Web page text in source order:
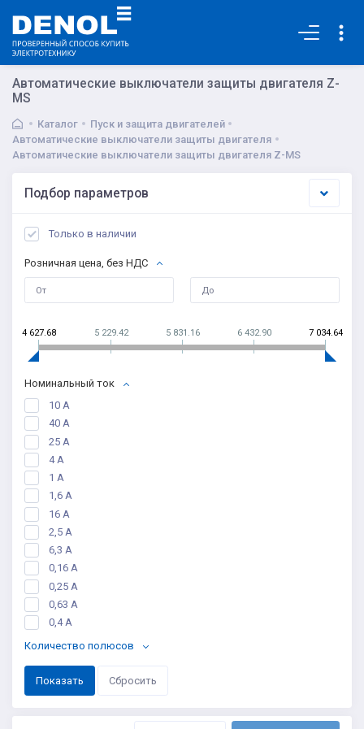
Автоматические выключатели защиты двигателя Z-
MS
Каталог
Пуск и защита двигателей
Автоматические выключатели защиты двигателя
Автоматические выключатели защиты двигателя Z-MS
Подбор параметров
Только в наличии
Розничная цена, без НДС
4 627.68 5 229.42 5 831.16 6 432.90 7 034.64
Номинальный ток
10 A
40 А
25 А
4 А
1 А
1,6 А
16 А
2,5 А
6,3 А
0,16 А
0,25 А
0,63 А
0,4 А
Количество полюсов